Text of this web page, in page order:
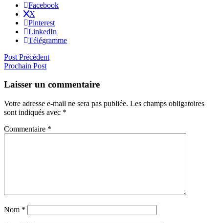
Facebook
X
Pinterest
LinkedIn
Télégramme
Post Précédent
Prochain Post
Laisser un commentaire
Votre adresse e-mail ne sera pas publiée. Les champs obligatoires
sont indiqués avec *
Commentaire *
Nom *